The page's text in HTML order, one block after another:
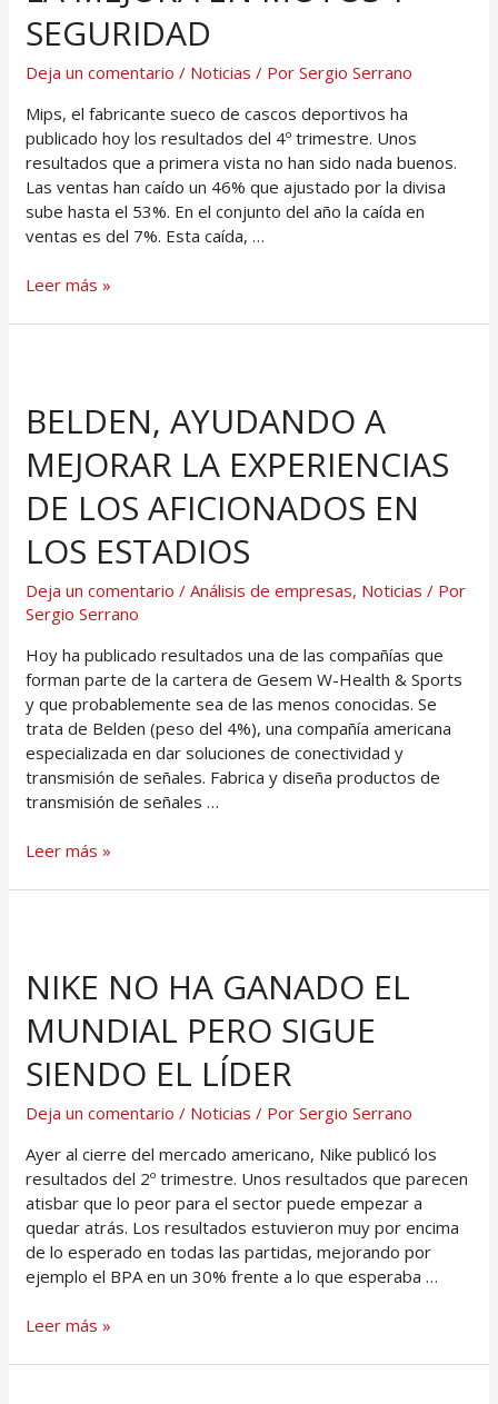
SEGURIDAD
Deja un comentario / Noticias / PorSergio Serrano
Mips, el fabricante sueco de cascos deportivos ha
publicado hoy los resultados del 4º trimestre. Unos
resultados que a primera vista no han sido nada buenos.
Las ventas han caído un 46% que ajustado por la divisa
sube hasta el 53%. En el conjunto del año la caída en
ventas es del 7%. Esta caída, …
Leer más »
BELDEN, AYUDANDO A
MEJORAR LA EXPERIENCIAS
DE LOS AFICIONADOS EN
LOS ESTADIOS
Deja un comentario /Análisis de empresas, Noticias / Por
Sergio Serrano
Hoy ha publicado resultados una de las compañías que
forman parte de la cartera de Gesem W-Health & Sports
y que probablemente sea de las menos conocidas. Se
trata de Belden (peso del 4%), una compañía americana
especializada en dar soluciones de conectividad y
transmisión de señales. Fabrica y diseña productos de
transmisión de señales …
Leer más »
NIKE NO HA GANADO EL
MUNDIAL PERO SIGUE
SIENDO EL LÍDER
Deja un comentario / Noticias / PorSergio Serrano
Ayer al cierre del mercado americano, Nike publicó los
resultados del 2º trimestre. Unos resultados que parecen
atisbar que lo peor para el sector puede empezar a
quedar atrás. Los resultados estuvieron muy por encima
de lo esperado en todas las partidas, mejorando por
ejemplo el BPA en un 30% frente a lo que esperaba …
Leer más »